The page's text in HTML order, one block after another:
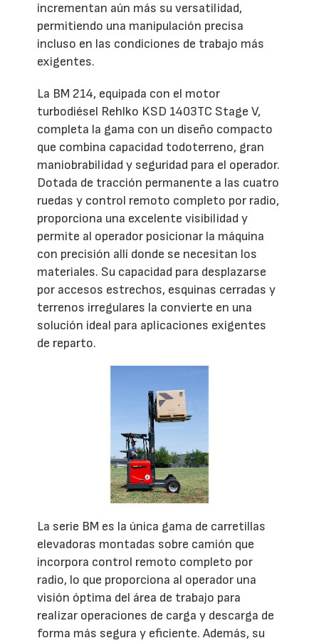
incrementan aún más su versatilidad,
permitiendo una manipulación precisa
incluso en las condiciones de trabajo más
exigentes.
La BM 214, equipada con el motor
turbodiésel Rehlko KSD 1403TC Stage V,
completa la gama con un diseño compacto
que combina capacidad todoterreno, gran
maniobrabilidad y seguridad para el operador.
Dotada de tracción permanente a las cuatro
ruedas y control remoto completo por radio,
proporciona una excelente visibilidad y
permite al operador posicionar la máquina
con precisión allí donde se necesitan los
materiales. Su capacidad para desplazarse
por accesos estrechos, esquinas cerradas y
terrenos irregulares la convierte en una
solución ideal para aplicaciones exigentes
de reparto.
La serie BM es la única gama de carretillas
elevadoras montadas sobre camión que
incorpora control remoto completo por
radio, lo que proporciona al operador una
visión óptima del área de trabajo para
realizar operaciones de carga y descarga de
forma más segura y eficiente. Además, su